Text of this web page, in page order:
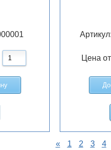
Цена
« 1 2 3 4